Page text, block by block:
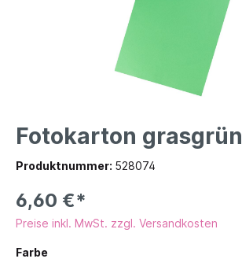
Fotokarton grasgrün
Produktnummer: 528074
6,60 €*
Preise inkl. MwSt. zzgl. Versandkosten
Farbe